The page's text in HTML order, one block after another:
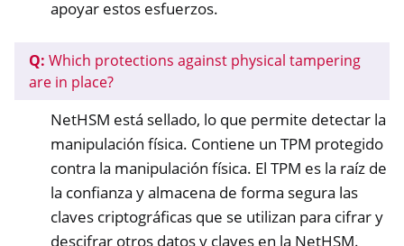
apoyar estos esfuerzos.
Q: Which protections against physical tampering
are in place?
NetHSM está sellado, lo que permite detectar la
manipulación física. Contiene un TPM protegido
contra la manipulación física. El TPM es la raíz de
la confianza y almacena de forma segura las
claves criptográficas que se utilizan para cifrar y
descifrar otros datos y claves en la NetHSM.